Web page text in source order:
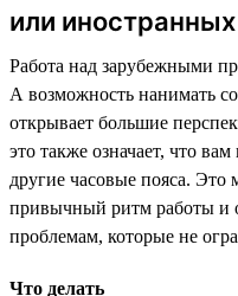
или
Работа над зарубежными
А возможность нанимать
открывает большие
это также означает, что
другие часовые пояса.
привычный ритм работы и
проблемам, которые не
Что делать